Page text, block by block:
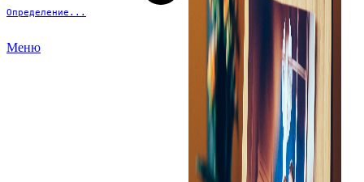
Определение...
Меню